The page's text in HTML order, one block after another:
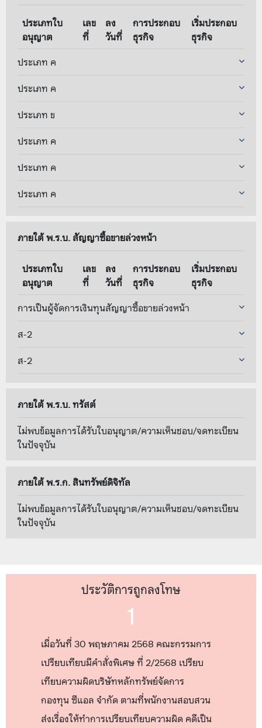
ประเภทใบ
อนุญาต
เลข
ที่
ลง
วันที่
การประกอบ
ธุรกิจ
เริ่มประกอบ
ธุรกิจ
ประเภท ค
ประเภท ค
ประเภท ข
ประเภท ค
ประเภท ค
ประเภท ค
ภายใต้ พ.ร.บ. สัญญาซื้อขายล่วงหน้า
ประเภทใบ
อนุญาต
เลข
ที่
ลง
วันที่
การประกอบ
ธุรกิจ
เริ่มประกอบ
ธุรกิจ
การเป็นผู้จัดการเงินทุนสัญญาซื้อขายล่วงหน้า
ส-2
ส-2
ภายใต้ พ.ร.บ. ทรัสต์
ไม่พบข้อมูลการได้รับใบอนุญาต/ความเห็นชอบ/จดทะเบียน
ในปัจจุบัน
ภายใต้ พ.ร.ก. สินทรัพย์ดิจิทัล
ไม่พบข้อมูลการได้รับใบอนุญาต/ความเห็นชอบ/จดทะเบียน
ในปัจจุบัน
ประวัติการถูกลงโทษ
1
เมื่อวันที่ 30 พฤษภาคม 2568 คณะกรรมการ
เปรียบเทียบมีคำสั่งพิเศษ ที่ 2/2568 เปรียบ
เทียบความผิดบริษัทหลักทรัพย์จัดการ
กองทุน ซีแอล จำกัด ตามที่พนักงานสอบสวน
ส่งเรื่องให้ทำการเปรียบเทียบความผิด คดีเป็น